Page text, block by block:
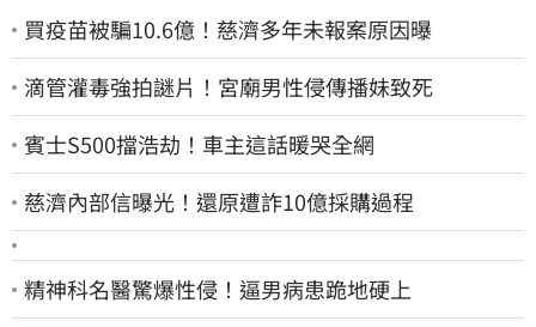
買疫苗被騙10.6億！慈濟多年未報案原因曝
滴管灌毒強拍謎片！宮廟男性侵傳播妹致死
賓士S500擋浩劫！車主這話暖哭全網
慈濟內部信曝光！還原遭詐10億採購過程
精神科名醫驚爆性侵！逼男病患跪地硬上